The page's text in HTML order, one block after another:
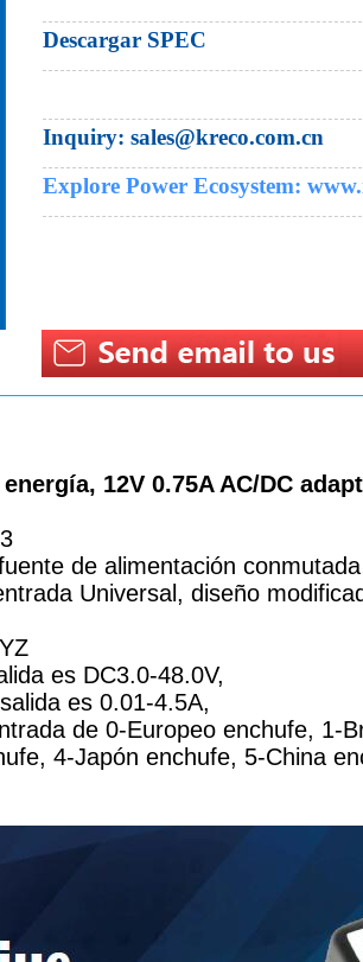
Descargar SPEC
Inquiry:​ sales@kreco.com.cn
Explore Power Ecosystem:
12V 0.75A AC/DC
de alimentación
Universal, diseño
es DC3.0-48.0V,
es 0.01-4.5A,
de 0-Europeo enchufe, 1-
4-Japón enchufe, 5-China